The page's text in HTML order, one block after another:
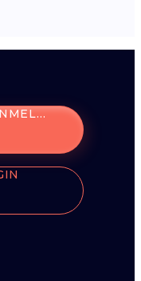
UNTERNEHMENSANMELDUNG